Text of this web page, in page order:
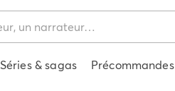
Séries & sagas Précommandes